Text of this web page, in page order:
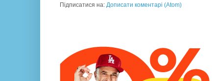
Підписатися на: Дописати коментарі (Atom)